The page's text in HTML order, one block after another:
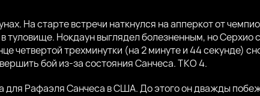
На старте встречи наткнулся на апперкот от
туловище. Нокдаун выглядел болезненным, но Серхио
четвертой трехминутки (на 2 минуте и 44 секунде)
бой из-за состояния Санчеса. ТКО 4.
для Рафаэля Санчеса в США. До этого он дважды